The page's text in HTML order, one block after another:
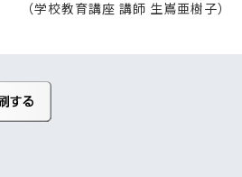
（学校教育講座 講師 生嶌亜樹子）